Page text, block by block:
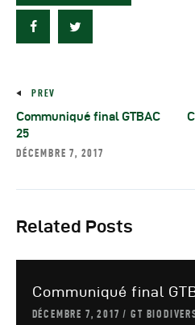
PREV
Communiqué final GTBAC
25
DÉCEMBRE 7, 2017
Related Posts
Communiqué final
DÉCEMBRE 7, 2017 GT